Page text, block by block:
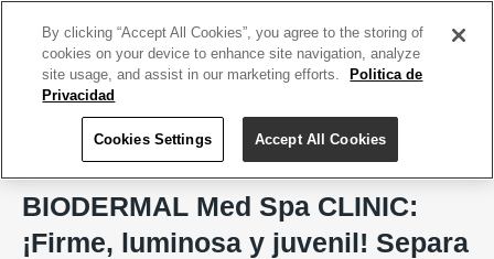
BIODERMAL Med Spa CLINIC, Aesthetic & Wellness Care
BIODERMAL Med Spa CLINIC:
¡Firme, luminosa y juvenil! Separa
By clicking “Accept All Cookies”, you agree to the storing of
cookies on your device to enhance site navigation, analyze
site usage, and assist in our marketing efforts.
Politica de
Privacidad
Cookies Settings Accept All Cookies